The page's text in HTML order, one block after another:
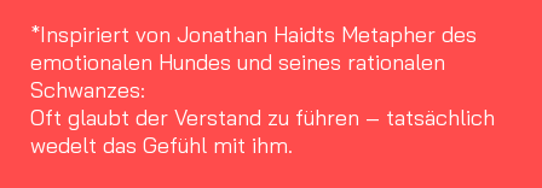
*Inspiriert von Jonathan Haidts Metapher des
emotionalen Hundes und seines rationalen
Schwanzes:
Oft glaubt der Verstand zu führen – tatsächlich
wedelt das Gefühl mit ihm.